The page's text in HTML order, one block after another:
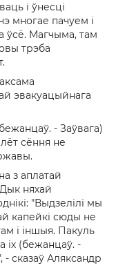
і ўнесці
многае пачуем і
ўсё. Магчыма, там
трэба
эвакуацыйнага
- Заўвага)
сёння не
з аплатай
няхай
"Выдзелілі мы
капейкі сюды не
і іншыя. Пакуль
іх (бежанцаў. -
- сказаў Аляксандр